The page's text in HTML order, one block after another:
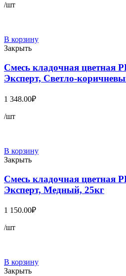
/шт
В корзину
Закрыть
Смесь кладочная цветная
Эксперт, Светло-
1 348.00₽
/шт
В корзину
Закрыть
Смесь кладочная цветная
Эксперт, Медный, 25кг
1 150.00₽
/шт
В корзину
Закрыть